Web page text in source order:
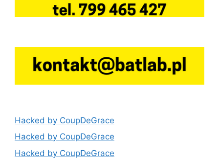
Hacked by CoupDeGrace
Hacked by CoupDeGrace
Hacked by CoupDeGrace